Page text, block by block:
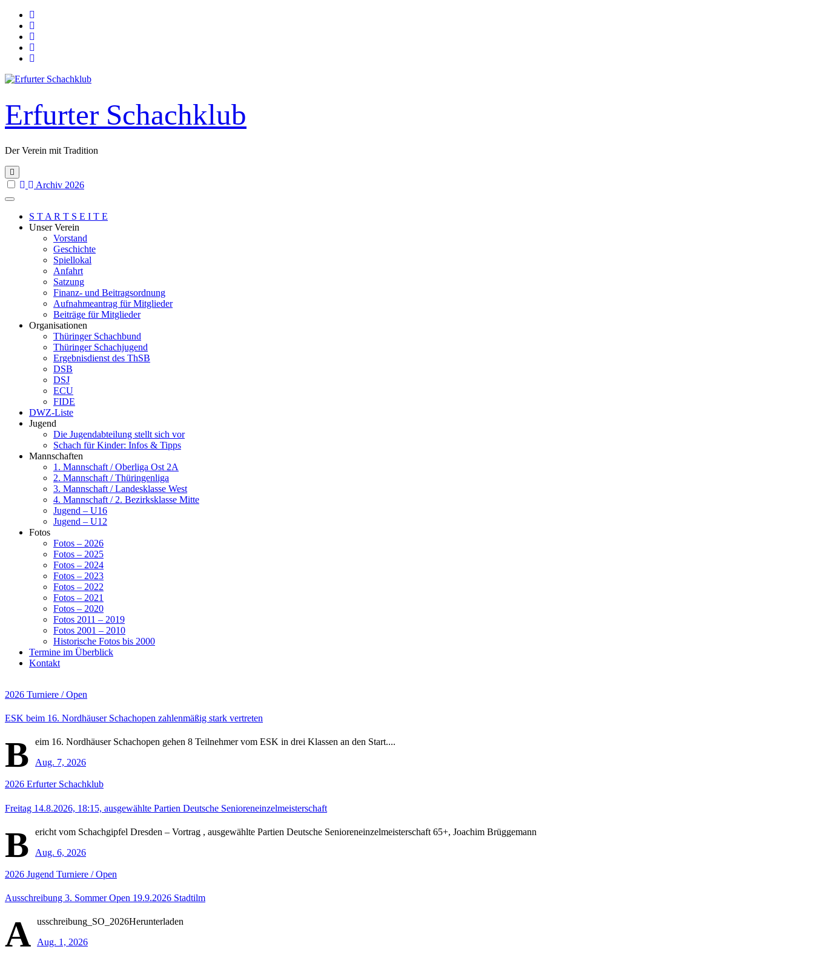
Skip
content
Erfurter Schachklub
Der Verein mit Tradition
Archiv 2026
S T A R T S E I T E
Unser Verein
Vorstand
Geschichte
Spiellokal
Anfahrt
Satzung
Finanz- und Beitragsordnung
Aufnahmeantrag für Mitglieder
Beiträge für Mitglieder
Organisationen
Thüringer Schachbund
Thüringer Schachjugend
Ergebnisdienst des ThSB
DSB
DSJ
ECU
FIDE
DWZ-Liste
Jugend
Die Jugendabteilung stellt sich vor
Schach für Kinder: Infos & Tipps
Mannschaften
1. Mannschaft / Oberliga Ost 2A
2. Mannschaft / Thüringenliga
3. Mannschaft / Landesklasse West
4. Mannschaft / 2. Bezirksklasse Mitte
Jugend – U16
Jugend – U12
Fotos
Fotos – 2026
Fotos – 2025
Fotos – 2024
Fotos – 2023
Fotos – 2022
Fotos – 2021
Fotos – 2020
Fotos 2011 – 2019
Fotos 2001 – 2010
Historische Fotos bis 2000
Termine im Überblick
Kontakt
2026 Turniere / Open
ESK beim 16. Nordhäuser Schachopen zahlenmäßig stark vertreten
B
eim 16. Nordhäuser Schachopen gehen 8 Teilnehmer vom ESK in drei Klassen an den Start....
Aug. 7, 2026
2026 Erfurter Schachklub
Freitag 14.8.2026, 18:15, ausgewählte Partien Deutsche Senioreneinzelmeisterschaft
B
ericht vom Schachgipfel Dresden – Vortrag , ausgewählte Partien Deutsche Senioreneinzelmeisterschaft 65+, Joachim Brüggemann
Aug. 6, 2026
2026 Jugend Turniere / Open
Ausschreibung 3. Sommer Open 19.9.2026 Stadtilm
A usschreibung_SO_2026Herunterladen
Aug. 1, 2026